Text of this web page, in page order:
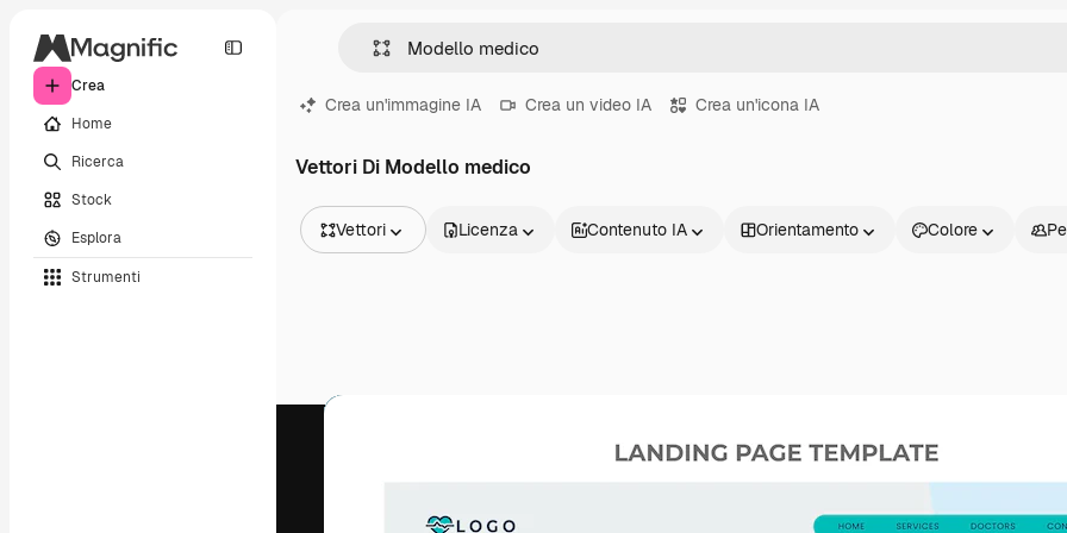
Crea
Home
Ricerca
Stock
Esplora
Strumenti
Crea un'immagine IA Crea un video IA Crea un'icona IA
Vettori Di Modello medico
Vettori
Video
Licenza Contenuto IA Orientamento Colore
Prodotti Inizia